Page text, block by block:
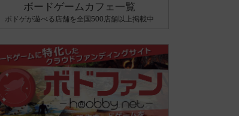
ボードゲームカフェ一覧
ボドゲが遊べる店舗を全国500店舗以上掲載中